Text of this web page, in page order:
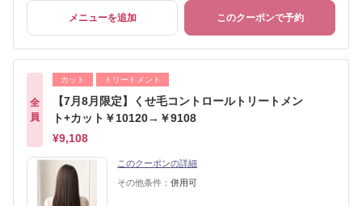
メニューを追加 このクーポンで予約
全
員
カット トリートメント
【7月8月限定】くせ毛コントロールトリートメン
ト+カット￥10120→￥9108
¥9,108
このクーポンの詳細
その他条件： 併用可